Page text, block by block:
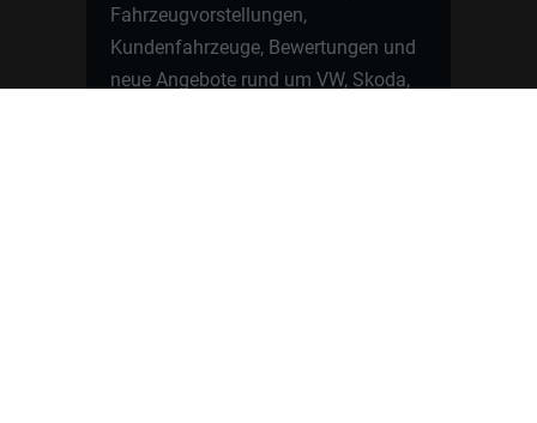
Fahrzeugvorstellungen,
Kundenfahrzeuge, Bewertungen und
neue Angebote rund um VW, Skoda,